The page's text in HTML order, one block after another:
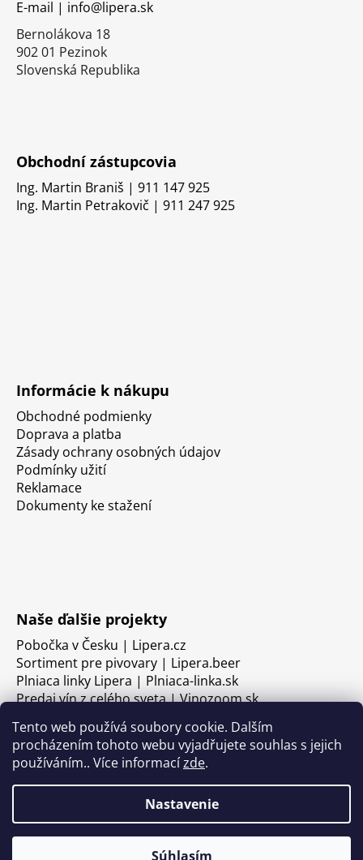
Tento web používá soubory cookie. Dalším
procházením tohoto webu vyjadřujete souhlas s jejich
používáním.. Více informacízde.
Nastavenie
Súhlasím
E-mail | info@lipera.sk
Bernolákova 18
902 01 Pezinok
Slovenská Republika
Obchodní zástupcovia
Ing. Martin Braniš | 911 147 925
Ing. Martin Petrakovič | 911 247 925
Informácie k nákupu
Obchodné podmienky
Doprava a platba
Zásady ochrany osobných údajov
Podmínky užití
Reklamace
Dokumenty ke stažení
Naše ďalšie projekty
Pobočka v Česku | Lipera.cz
Sortiment pre pivovary | Lipera.beer
Plniaca linky Lipera | Plniaca-linka.sk
Predaj vín z celého sveta | Vinozoom.sk